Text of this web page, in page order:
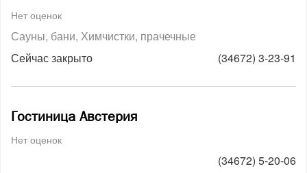
Нет оценок
Сауны, бани Химчистки, прачечные
Сейчас закрыто
(34672) 3-23-91
Гостиница Австерия
Нет оценок
(34672) 5-20-06